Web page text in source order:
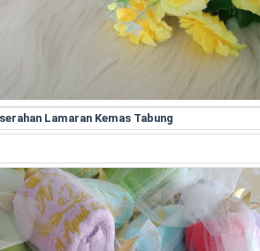
Lamaran Kemas Tabung